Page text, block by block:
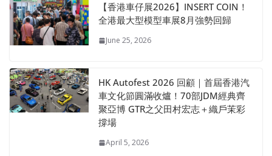
【香港車仔展2026】INSERT COIN！
全港最大型模型車展8月強勢回歸
June 25, 2026
HK Autofest 2026 回顧｜首屆香港汽
車文化節圓滿收爐！70部JDM經典齊
聚亞博 GTR之父田村宏志＋織戶茉彩
撐場
April 5, 2026